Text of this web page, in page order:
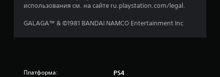
н
о
в
использования см. на сайте ru.playstation.com/legal.
GALAGA™ & ©1981 BANDAI NAMCO Entertainment Inc
Платформа: PS4